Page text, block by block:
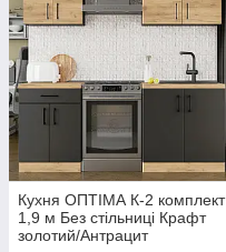
Кухня ОПТІМА К-2 комплект
1,9 м Без стільниці Крафт
золотий/Антрацит